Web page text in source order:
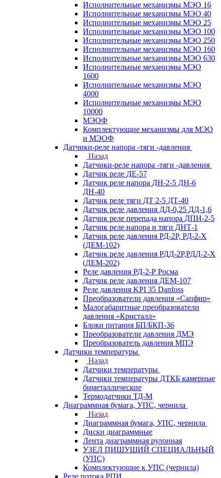
Исполнительные механизмы МЭО 16
Исполнительные механизмы МЭО 40
Исполнительные механизмы МЭО 25
Исполнительные механизмы МЭО 100
Исполнительные механизмы МЭО 250
Исполнительные механизмы МЭО 160
Исполнительные механизмы МЭО 630
Исполнительные механизмы МЭО
1600
Исполнительные механизмы МЭО
4000
Исполнительные механизмы МЭО
10000
МЭОФ
Комплектующие механизмы для МЭО
и МЭОФ
Датчики-реле напора -тяги -давления
Назад
Датчики-реле напора -тяги -давления
Датчик реле ДЕ-57
Датчик реле напора ДН-2-5 ДН-6
ДН-40
Датчик реле тяги ДТ 2-5 ДТ-40
Датчик реле давления ДД-0,25 ДД-1,6
Датчик реле перепада напора ДПН-2-5
Датчик реле напора и тяги ДНТ-1
Датчик реле давления РД-2Р, РД-2-Х
(ДЕМ-102)
Датчик реле давления РДД-2Р,РДД-2-Х
(ДЕМ-202)
Реле давления РД-2-Р Росма
Датчик реле давления ДЕМ-107
Реле давления KPI 35 Danfoss
Преобразователи давления «Сапфир»
Малогабаритные преобразователи
давления «Кристалл»
Блоки питания БП/БКП-36
Преобразователи давления ДМЭ
Преобразователь давления МПЭ
Датчики температуры
Назад
Датчики температуры
Датчики температуры ДТКБ камерные
биметаллические
Термодатчики ТД-М
Диаграммная бумага, УПС, чернила
Назад
Диаграммная бумага, УПС, чернила
Диски диаграммные
Лента диаграммная рулонная
УЗЕЛ ПИШУЩИЙ СПЕЦИАЛЬНЫЙ
(УПС)
Комплектующие к УПС (чернила)
Реле потока РПИ